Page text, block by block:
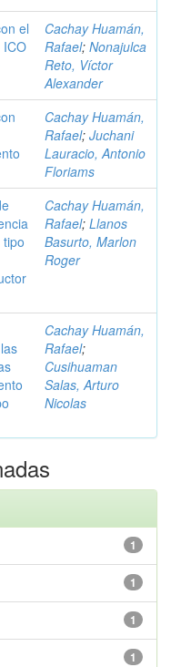
el
ICO
Cachay Huamán,
Rafael; Nonajulca
Reto, Víctor
Alexander
Cachay Huamán,
Rafael; Juchani
Lauracio, Antonio
Floriams
Cachay Huamán,
Rafael; Llanos
Basurto, Marlon
Roger
Cachay Huamán,
Rafael;
Cusihuaman
Salas, Arturo
Nicolas
1
1
1
1